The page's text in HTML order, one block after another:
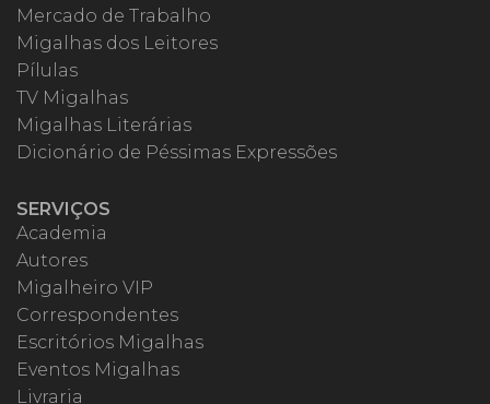
Mercado de Trabalho
Migalhas dos Leitores
Pílulas
TV Migalhas
Migalhas Literárias
Dicionário de Péssimas Expressões
SERVIÇOS
Academia
Autores
Migalheiro VIP
Correspondentes
Escritórios Migalhas
Eventos Migalhas
Livraria